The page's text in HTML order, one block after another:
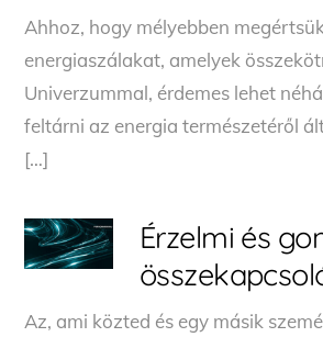
Ahhoz, hogy mélyebben
energiaszálakat, amelyek
Univerzummal, érdemes lehet
feltárni az energia természetéről
[…]
Érzelmi és
Az, ami közted és egy másik